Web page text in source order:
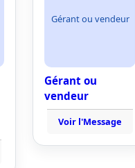
Gérant ou vendeur
Gérant ou
vendeur
Voir l'Message